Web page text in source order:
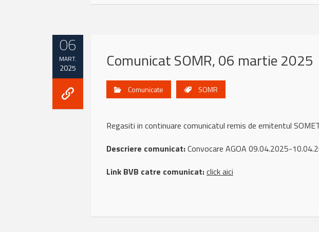
06
MART.
2025 Comunicat SOMR, 06 martie 2025
Comunicate SOMR
Regasiti in continuare comunicatul remis de emitentul
Descriere comunicat:Convocare AGOA 09.04.2025-
Link BVB catre comunicat:click aici